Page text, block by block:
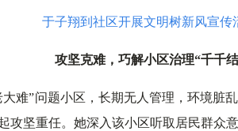
于子翔到社区开展文明树新风宣传
攻坚克难，巧解小区治理“千千
难”问题小区，长期无人管理，环境脏
坚重任。她深入该小区听取居民群众